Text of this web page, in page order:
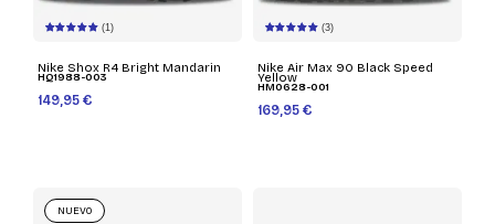
(1)
Nike Shox R4 Bright Mandarin
HQ1988-003
149,95 €
(3)
Nike Air Max 90 Black Speed
Yellow
HM0628-001
169,95 €
NUEVO